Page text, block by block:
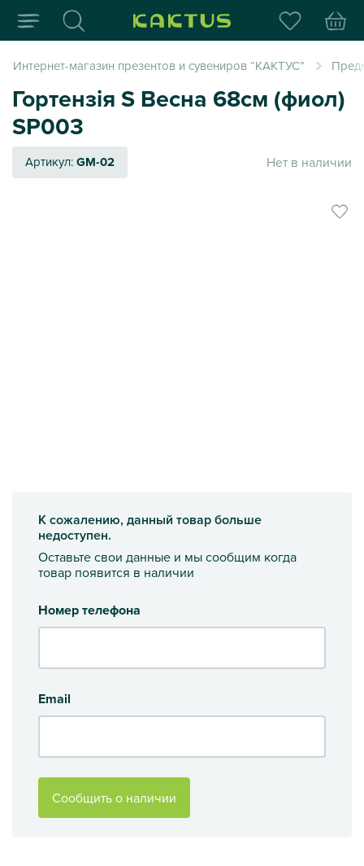
Интернет-магазин
Интернет-магазин презентов и сувениров “КАКТУС”
Гортензія S Весна 68см (фиол)
SP003
Артикул:GM-02 Нет в наличии
К сожалению, данный товар больше
недоступен.
Оставьте свои данные и мы сообщим когда
товар появится в наличии
Номер телефона
Email
Сообщить о наличии